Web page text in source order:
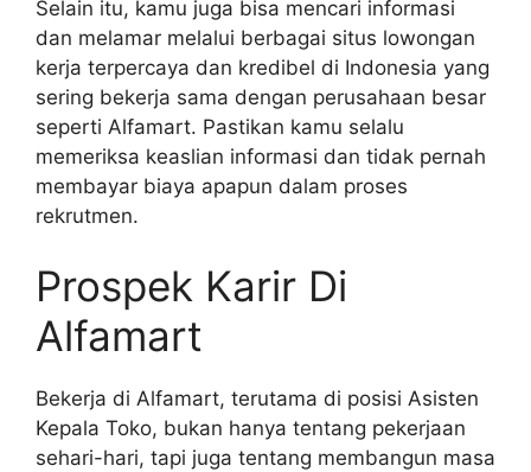
Selain itu, kamu juga bisa mencari informasi
dan melamar melalui berbagai situs lowongan
kerja terpercaya dan kredibel di Indonesia yang
sering bekerja sama dengan perusahaan besar
seperti Alfamart. Pastikan kamu selalu
memeriksa keaslian informasi dan tidak pernah
membayar biaya apapun dalam proses
rekrutmen.
Prospek Karir Di
Alfamart
Bekerja di Alfamart, terutama di posisi Asisten
Kepala Toko, bukan hanya tentang pekerjaan
sehari-hari, tapi juga tentang membangun masa